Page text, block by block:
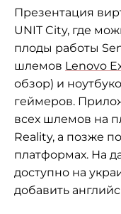
Презентация
UNIT City, где
плоды работы
шлемов Lenovo
обзор) и
геймеров.
всех шлемов на
Reality, а позже
платформах. На
доступно на
добавить